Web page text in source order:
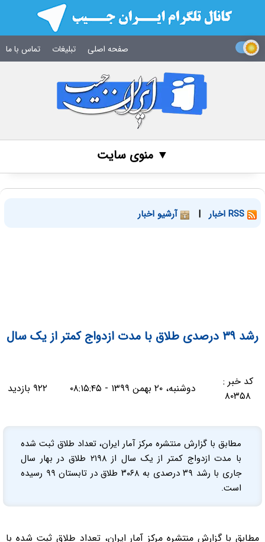
صفحه اصلی تبلیغات تماس با ما
▼ منوی سایت
| آرشیو اخبار
رشد ۳۹ درصدی طلاق با مدت ازدواج کمتر از یک سال
کد خبر :
۸۰۳۵۸
دوشنبه، ۲۰ بهمن ۱۳۹۹ - ۰۸:۱۵:۴۵ ۹۲۲ بازدید
مطابق با گزارش منتشره مرکز آمار ایران، تعداد طلاق ثبت شده
با مدت ازدواج کمتر از یک سال از ۲۱۹۸ طلاق در بهار سال
جاری با رشد ۳۹ درصدی به ۳۰۶۸ طلاق در تابستان ۹۹ رسیده
است.
مطابق با گزارش منتشره مرکز آمار ایران، تعداد طلاق ثبت شده با